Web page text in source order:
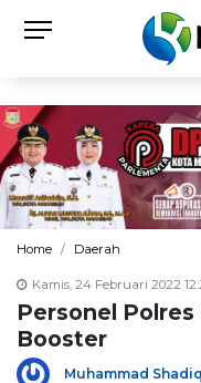
Home Daerah
Kamis, 24 Februari 2022
Personel
Booster
Muhammad Shadiq